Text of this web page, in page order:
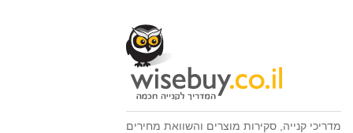
מדריכי קנייה סקירות מוצרים והשוואת מחירים